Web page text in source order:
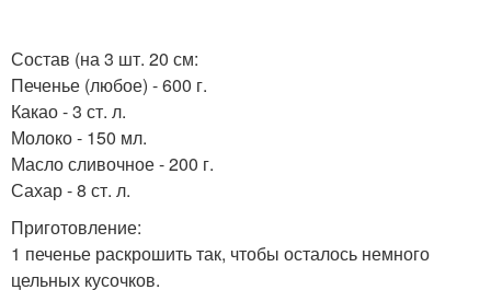
Состав (на 3 шт. 20 см:
Печенье (любое) - 600 г.
Какао - 3 ст. л.
Молоко - 150 мл.
Масло сливочное - 200 г.
Сахар - 8 ст. л.
Приготовление:
1 печенье раскрошить так, чтобы осталось немного
цельных кусочков.